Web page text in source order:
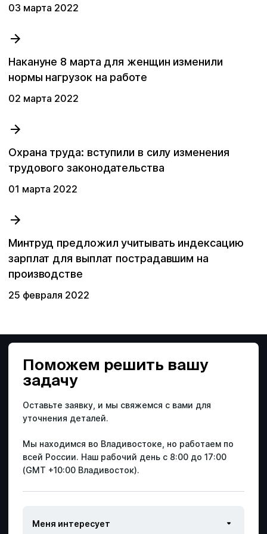
Ваше имя
Номер телефона
Получить скидку
Профессиональная оценка рисков
Расследование несчастных случаев
Аутсорсинг по охране труда
Сотрудничество с ДВРЦОТ
Другой вопрос
Заказать звонок
Ваше имя
Номер телефона
Оставить заявку
Ваше имя
Номер телефона
Оставить заявку
03 мартa 2022
Накануне 8 марта для женщин изменили
нормы нагрузок на работе
02 мартa 2022
Охрана труда: вступили в силу изменения
трудового законодательства
01 мартa 2022
Минтруд предложил учитывать индексацию
зарплат для выплат пострадавшим на
производстве
25 февраля 2022
Поможем решить вашу
задачу
Оставьте заявку, и мы свяжемся с вами для
уточнения деталей.
Мы находимся во Владивостоке, но работаем по
всей России. Наш рабочий день с 8:00 до 17:00
(GMT +10:00 Владивосток).